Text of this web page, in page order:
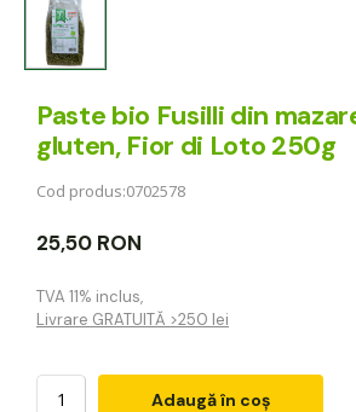
Paste bio Fusilli din
gluten, Fior di Loto 250g
Cod produs:0702578
25,50 RON
TVA 11% inclus,
Livrare GRATUITĂ >250 lei
Adaugă în coș